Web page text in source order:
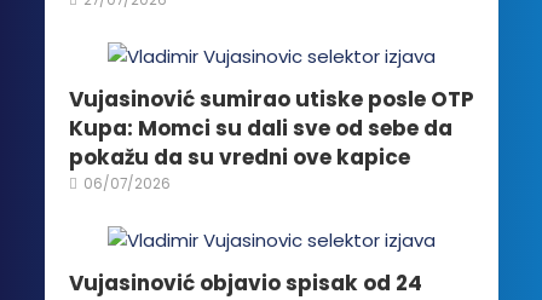
Vujasinović sumirao utiske posle OTP
Kupa: Momci su dali sve od sebe da
pokažu da su vredni ove kapice
06/07/2026
Vujasinović objavio spisak od 24